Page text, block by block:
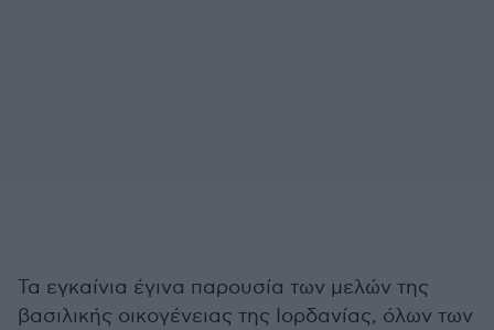
Τα εγκαίνια έγινα παρουσία των μελών της
βασιλικής οικογένειας της Ιορδανίας, όλων των